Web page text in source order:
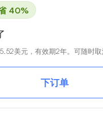
40%
美元，有效期2年。可随时取
下订单